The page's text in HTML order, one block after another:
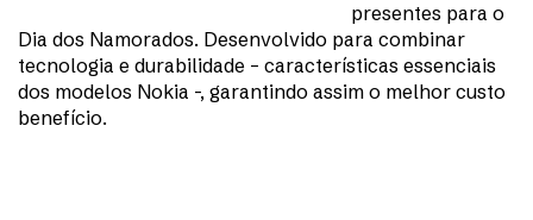
presentes para o
Dia dos Namorados. Desenvolvido para combinar
tecnologia e durabilidade – características essenciais
dos modelos Nokia -, garantindo assim o melhor custo
benefício.